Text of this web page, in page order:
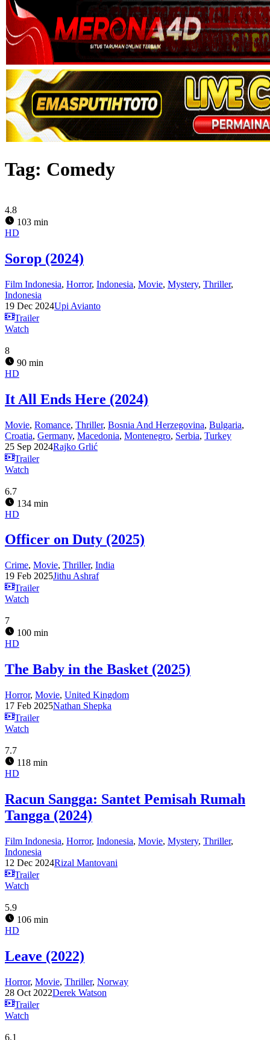
Tag: Comedy
4.8
103 min
HD
Sorop (2024)
Film Indonesia, Horror, Indonesia, Movie, Mystery, Thriller,
Indonesia
19 Dec 2024Upi Avianto
Trailer
Watch
8
90 min
HD
It All Ends Here (2024)
Movie, Romance, Thriller, Bosnia And Herzegovina, Bulgaria,
Croatia, Germany, Macedonia, Montenegro, Serbia, Turkey
25 Sep 2024Rajko Grlić
Trailer
Watch
6.7
134 min
HD
Officer on Duty (2025)
Crime, Movie, Thriller, India
19 Feb 2025Jithu Ashraf
Trailer
Watch
7
100 min
HD
The Baby in the Basket (2025)
Horror, Movie, United Kingdom
17 Feb 2025Nathan Shepka
Trailer
Watch
7.7
118 min
HD
Racun Sangga: Santet Pemisah Rumah
Tangga (2024)
Film Indonesia, Horror, Indonesia, Movie, Mystery, Thriller,
Indonesia
12 Dec 2024Rizal Mantovani
Trailer
Watch
5.9
106 min
HD
Leave (2022)
Horror, Movie, Thriller, Norway
28 Oct 2022Derek Watson
Trailer
Watch
6.1